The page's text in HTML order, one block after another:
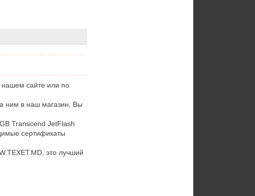
сайте или по
ним в наш магазин, Вы
Transcend JetFlash
сертификаты
это лучший